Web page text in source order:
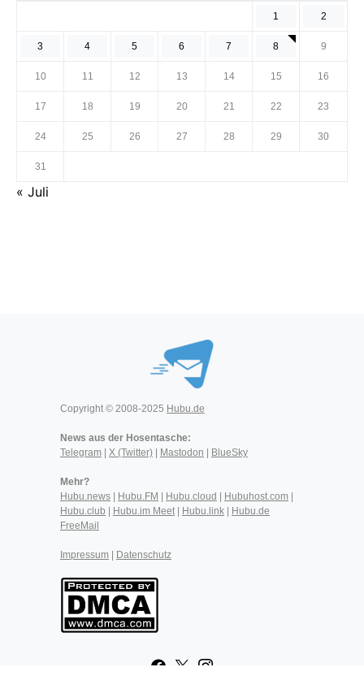
1 2
3 4 5 6 7 8 9
10 11 12 13 14 15 16
17 18 19 20 21 22 23
24 25 26 27 28 29 30
31
« Juli
Copyright © 2008-2025 Hubu.de
News aus der Hosentasche:
Telegram
X (Twitter) Mastodon BlueSky
Mehr?
Hubu.news
Hubu.FM Hubu.cloud Hubuhost.com
Hubu.club
Hubu.im Meet| Hubu.link
Hubu.de
FreeMail
Impressum Datenschutz